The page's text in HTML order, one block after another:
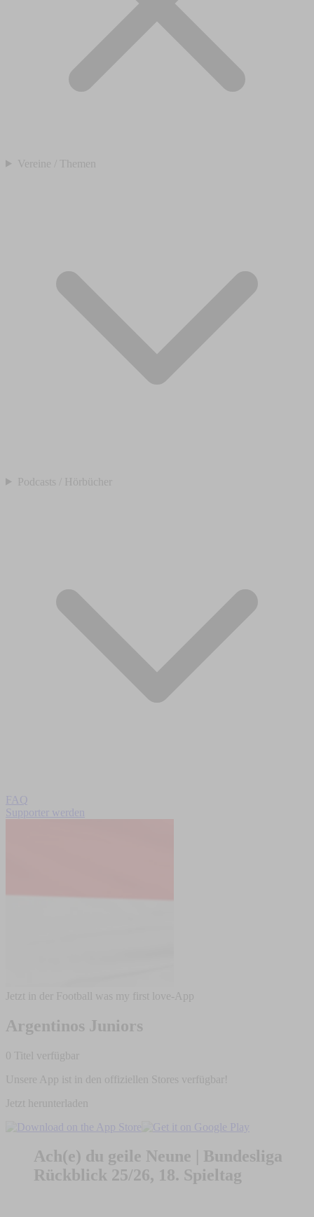
Vereine / Themen
Podcasts / Hörbücher
FAQ
Supporter werden
Jetzt in der Football was my first love-App
Argentinos Juniors
0 Titel verfügbar
Unsere App ist in den offiziellen Stores verfügbar!
Jetzt herunterladen
Ach(e) du geile Neune | Bundesliga
Rückblick 25/26, 18. Spieltag